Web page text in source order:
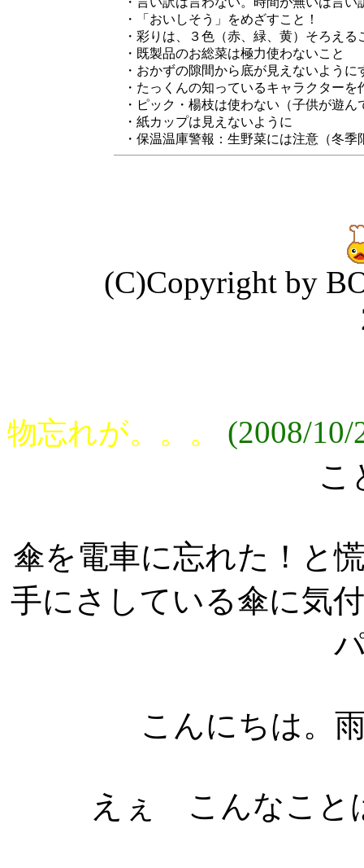
・「おいしそう」をめざすこと！
・彩りは、３色（赤、緑、黄）そろえる
・既製品のお総菜は極力使わないこと
・おかずの隙間から底が見えないように
・たっくんの知っているキャラクターを
・ピック・楊枝は使わない（子供が遊
・紙カップは見えないように
・保温温庫警報：生野菜には注意（冬季
(C)Copyright by
物忘れが。。。
(2008/10/
こ
傘を電車に忘れた！と
手にさしている傘に気
こんにちは。
えぇ こんなこと